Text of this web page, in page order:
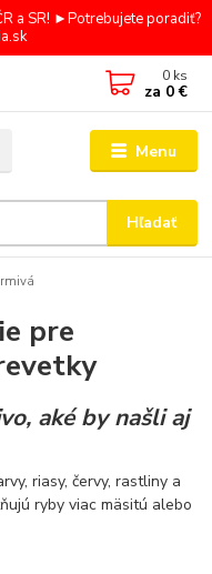
a SR! ►Potrebujete poradiť?
Menu
Hľadať
0 ks
za 0 €
pre
aké by našli aj
riasy, červy, rastliny a
ryby viac mäsitú alebo